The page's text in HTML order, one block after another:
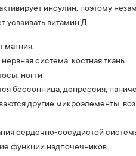
инсулин, поэтому
усваивать витамин Д
магния:
нервная система, костная ткань
ногти
бессонница, депрессия,
другие микроэлементы,
сердечно-сосудистой
функции надпочечников